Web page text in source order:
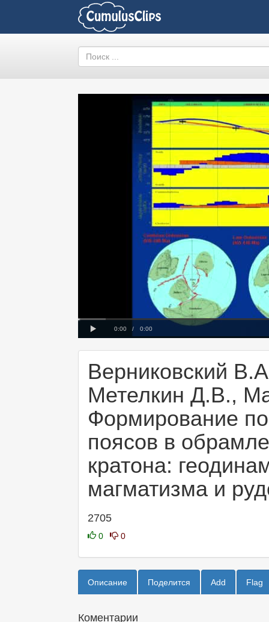
Current
0:00 / Duration
0:00
Loaded: 0%
Progress:
0%
00:00
Верниковский
Метелкин Д.В.,
Формирование
поясов в
кратона:
магматизма и
2705
0 0
Описание Поделится Add Flag
Коментарии